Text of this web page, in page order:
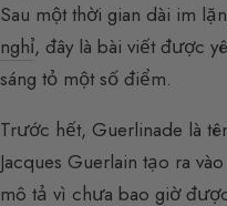
Sau một thời gian dài im
nghỉ, đây là bài viết được
sáng tỏ một số điểm.
Trước hết, Guerlinade là
Jacques Guerlain tạo ra
mô tả vì chưa bao giờ